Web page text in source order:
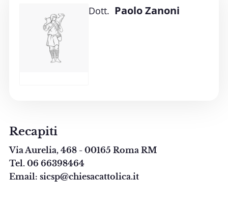
Dott. Paolo Zanoni
Recapiti
Via Aurelia, 468 - 00165 Roma RM
Tel. 06 66398464
Email: sicsp@chiesacattolica.it